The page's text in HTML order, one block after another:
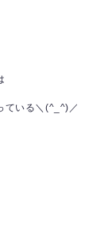
ている＼(^_^)／